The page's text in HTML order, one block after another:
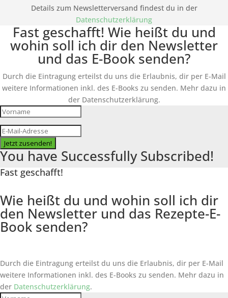
Details zum Newsletterversand findest du in der
Datenschutzerklärung
Fast geschafft! Wie heißt du und
wohin soll ich dir den Newsletter
und das E-Book senden?
Durch die Eintragung erteilst du uns die Erlaubnis, dir per E-Mail
weitere Informationen inkl. des E-Books zu senden. Mehr dazu in
der Datenschutzerklärung.
Jetzt zusenden!
You have Successfully Subscribed!
Fast geschafft!
Wie heißt du und wohin soll ich dir
den Newsletter und das Rezepte-E-
Book senden?
Durch die Eintragung erteilst du uns die Erlaubnis, dir per E-Mail
weitere Informationen inkl. des E-Books zu senden. Mehr dazu in
der Datenschutzerklärung.